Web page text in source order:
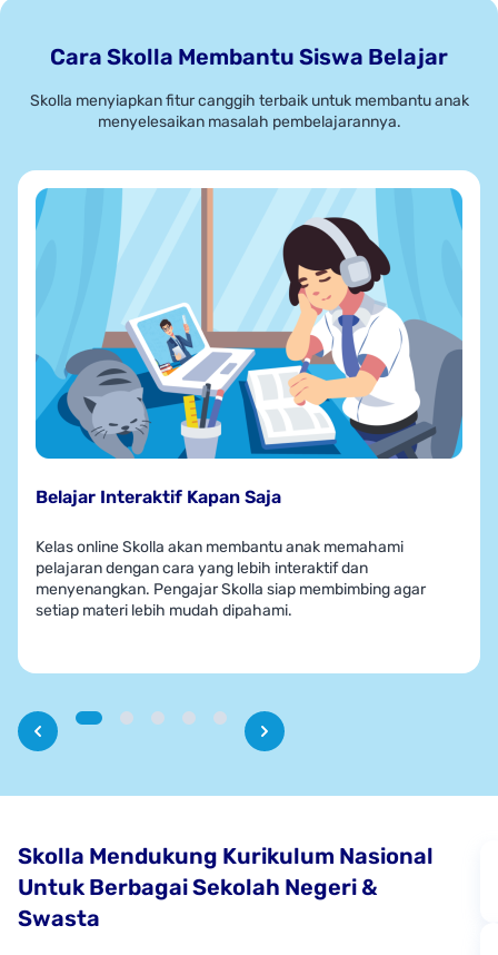
Cara Skolla Membantu Siswa Belajar
Skolla menyiapkan fitur canggih terbaik untuk membantu anak
menyelesaikan masalah pembelajarannya.
Belajar Interaktif Kapan Saja
Kelas online Skolla akan membantu anak memahami
pelajaran dengan cara yang lebih interaktif dan
menyenangkan. Pengajar Skolla siap membimbing agar
setiap materi lebih mudah dipahami.
Skolla Mendukung Kurikulum Nasional
Untuk Berbagai Sekolah Negeri &
Swasta